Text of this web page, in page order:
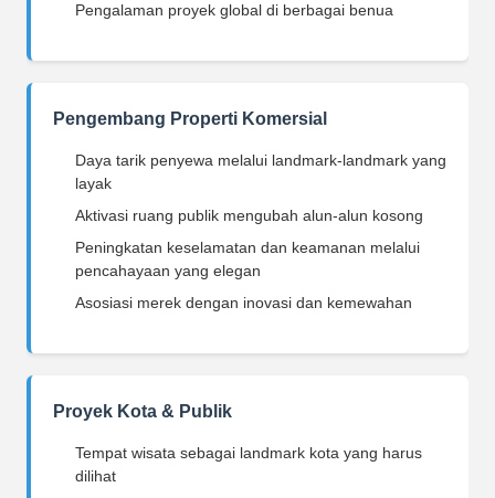
Pengalaman proyek global di berbagai benua
Pengembang Properti Komersial
Daya tarik penyewa melalui landmark-landmark yang
layak
Aktivasi ruang publik mengubah alun-alun kosong
Peningkatan keselamatan dan keamanan melalui
pencahayaan yang elegan
Asosiasi merek dengan inovasi dan kemewahan
Proyek Kota & Publik
Tempat wisata sebagai landmark kota yang harus
dilihat